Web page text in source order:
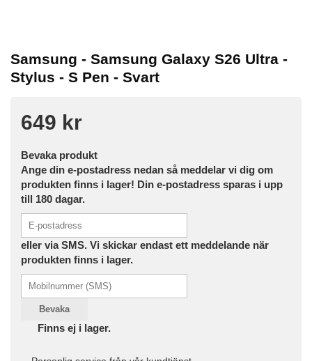
Samsung - Samsung Galaxy S26 Ultra -
Stylus - S Pen - Svart
649 kr
Bevaka produkt
Ange din e-postadress nedan så meddelar vi dig om
produkten finns i lager! Din e-postadress sparas i upp
till 180 dagar.
eller via SMS. Vi skickar endast ett meddelande när
produkten finns i lager.
Bevaka
Finns ej i lager.